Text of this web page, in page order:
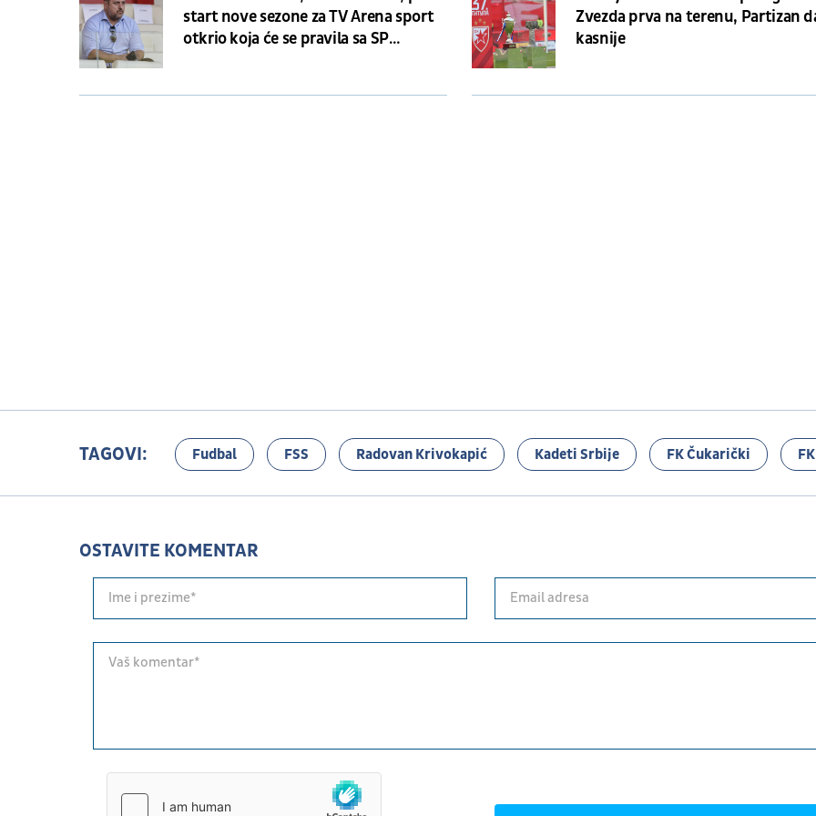
start nove sezone za TV Arena sport
otkrio koja će se pravila sa SP
Zvezda prva na terenu, Partizan
kasnije
TAGOVI: Fudbal FSS Radovan Krivokapić Kadeti Srbije FK Čukarički
OSTAVITE KOMENTAR